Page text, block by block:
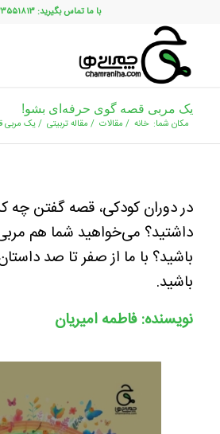
با ما تماس بگیرید: ۰۲۱۳۳۵۵۱۸۱۳
یک مربی قصه‌ گوی حرفه‌ای بشو!
مکان شما: خانه / مقالات / مقاله تربیتی /یک مربی
در دوران کودکی، قصه گفتن
داشتید؟ می‌خواهید شما هم
باشید؟ با ما از صفر تا صد
باشید.
نویسنده: فاطمه امیریان